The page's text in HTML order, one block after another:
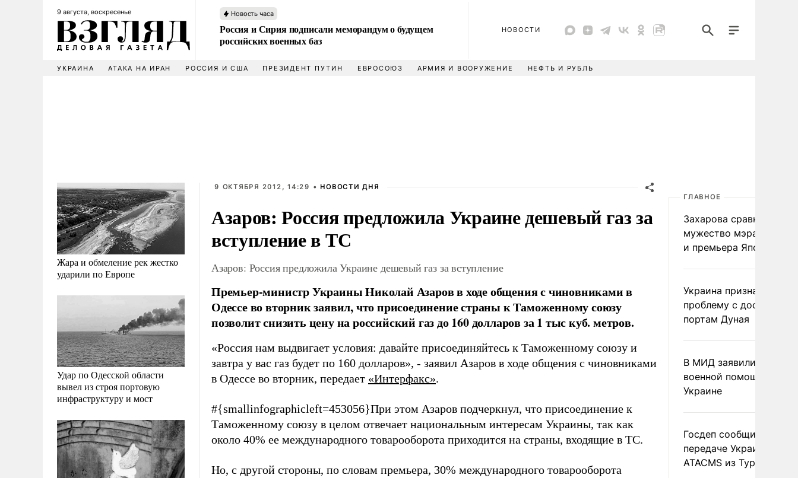
9 августа, воскресенье Новость часа
Россия и Сирия подписали меморандум о будущем
российских военных баз
НОВОСТИ
УКРАИНА АТАКА НА ИРАН РОССИЯ И США ПРЕЗИДЕНТ ПУТИН ЕВРОСОЮЗ АРМИЯ И ВООРУЖЕНИЕ НЕФТЬ И РУБЛЬ
Жара и обмеление рек жестко
ударили по Европе
Удар по Одесской области
вывел из строя портовую
инфраструктуру и мост
9 ОКТЯБРЯ 2012, 14:29 • НОВОСТИ ДНЯ
Азаров: Россия предложила Украине дешевый газ за
вступление в ТС
Азаров: Россия предложила Украине дешевый газ за вступление
Премьер-министр Украины Николай Азаров в ходе общения с чиновниками в
Одессе во вторник заявил, что присоединение страны к Таможенному союзу
позволит снизить цену на российский газ до 160 долларов за 1 тыс куб. метров.
«Россия нам выдвигает условия: давайте присоединяйтесь к Таможенному союзу и
завтра у вас газ будет по 160 долларов», - заявил Азаров в ходе общения с чиновниками
в Одессе во вторник, передает «Интерфакс».
#{smallinfographicleft=453056}При этом Азаров подчеркнул, что присоединение к
Таможенному союзу в целом отвечает национальным интересам Украины, так как
около 40% ее международного товарооборота приходится на страны, входящие в ТС.
Но, с другой стороны, по словам премьера, 30% международного товарооборота
ГЛАВНОЕ
Захарова сравнила
мужество мэра
и премьера Японии
Украина признала
проблему с доступом к
портам Дуная
В МИД заявили о
военной помощи
Украине
Госдеп сообщил о
передаче Украине
ATACMS из Турции